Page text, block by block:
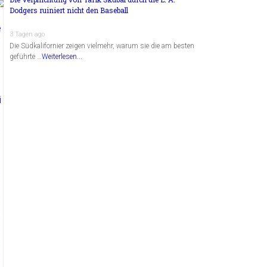
Dodgers ruiniert nicht den Baseball
3 Tagen ago
Die Südkalifornier zeigen vielmehr, warum sie die am besten
geführte …Weiterlesen...